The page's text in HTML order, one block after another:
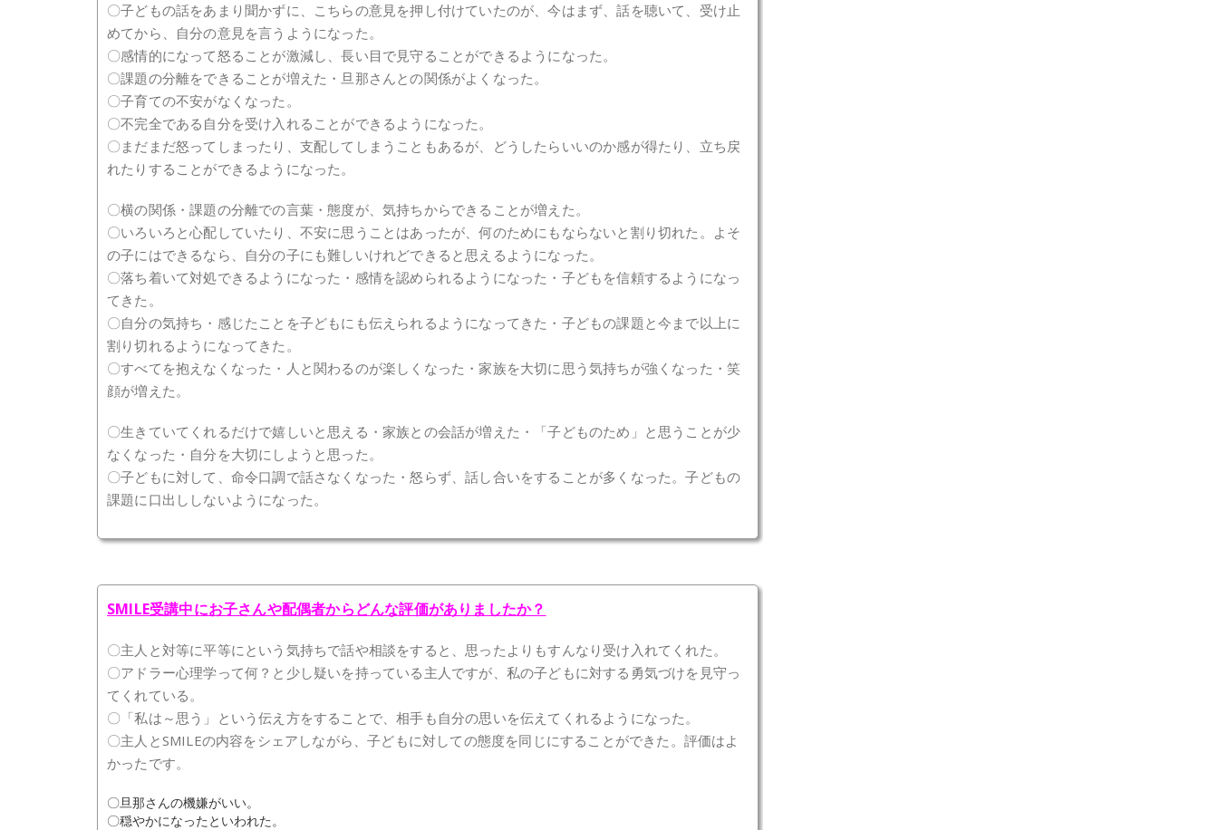
〇子どもの話をあまり聞かずに、こちらの意見を押し付けていたのが、今はまず、話を聴いて、受け止
めてから、自分の意見を言うようになった。
〇感情的になって怒ることが激減し、長い目で見守ることができるようになった。
〇課題の分離をできることが増えた・旦那さんとの関係がよくなった。
〇子育ての不安がなくなった。
〇不完全である自分を受け入れることができるようになった。
〇まだまだ怒ってしまったり、支配してしまうこともあるが、どうしたらいいのか感が得たり、立ち戻
れたりすることができるようになった。
〇横の関係・課題の分離での言葉・態度が、気持ちからできることが増えた。
〇いろいろと心配していたり、不安に思うことはあったが、何のためにもならないと割り切れた。よそ
の子にはできるなら、自分の子にも難しいけれどできると思えるようになった。
〇落ち着いて対処できるようになった・感情を認められるようになった・子どもを信頼するようになっ
てきた。
〇自分の気持ち・感じたことを子どもにも伝えられるようになってきた・子どもの課題と今まで以上に
割り切れるようになってきた。
〇すべてを抱えなくなった・人と関わるのが楽しくなった・家族を大切に思う気持ちが強くなった・笑
顔が増えた。
〇生きていてくれるだけで嬉しいと思える・家族との会話が増えた・「子どものため」と思うことが少
なくなった・自分を大切にしようと思った。
〇子どもに対して、命令口調で話さなくなった・怒らず、話し合いをすることが多くなった。子どもの
課題に口出ししないようになった。
SMILE受講中にお子さんや配偶者からどんな評価がありましたか？
〇主人と対等に平等にという気持ちで話や相談をすると、思ったよりもすんなり受け入れてくれた。
〇アドラー心理学って何？と少し疑いを持っている主人ですが、私の子どもに対する勇気づけを見守っ
てくれている。
〇「私は～思う」という伝え方をすることで、相手も自分の思いを伝えてくれるようになった。
〇主人とSMILEの内容をシェアしながら、子どもに対しての態度を同じにすることができた。評価はよ
かったです。
〇旦那さんの機嫌がいい。
〇穏やかになったといわれた。